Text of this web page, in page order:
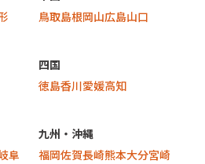
阜
鳥取島根岡山広島山口
四国
徳島香川愛媛高知
九州・沖縄
福岡佐賀長崎熊本大分宮崎